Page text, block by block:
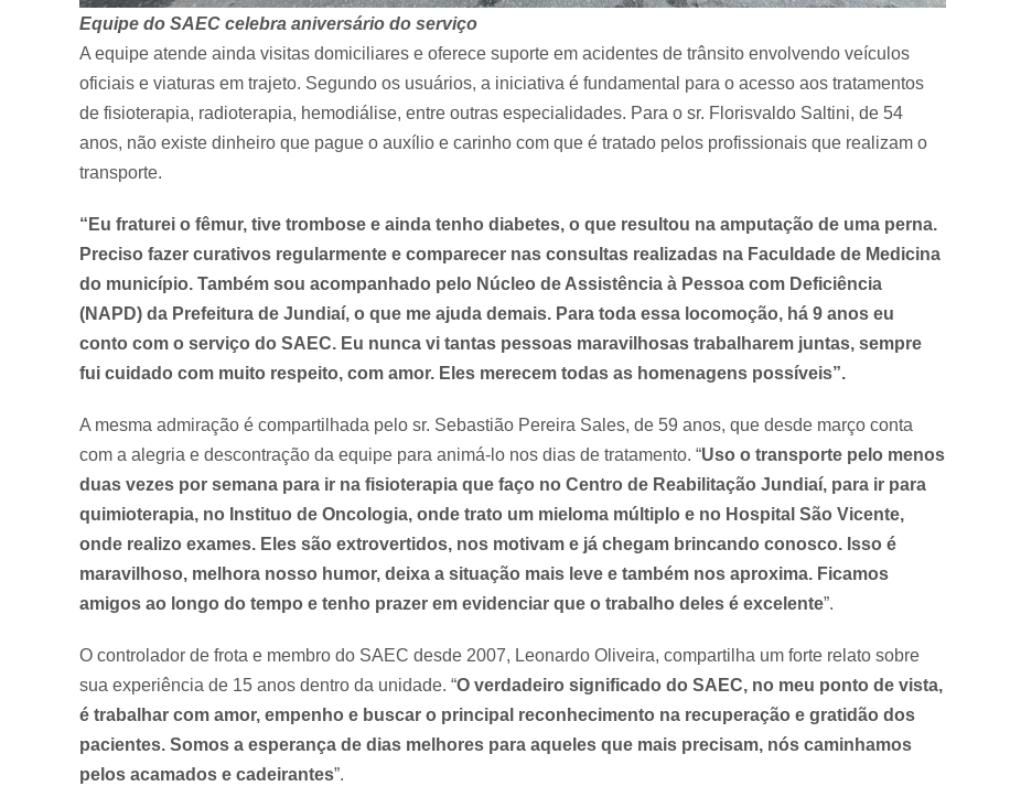
Equipe do SAEC celebra aniversário do serviço
A equipe atende ainda visitas domiciliares e oferece suporte em acidentes de trânsito envolvendo veículos
oficiais e viaturas em trajeto. Segundo os usuários, a iniciativa é fundamental para o acesso aos tratamentos
de fisioterapia, radioterapia, hemodiálise, entre outras especialidades. Para o sr. Florisvaldo Saltini, de 54
anos, não existe dinheiro que pague o auxílio e carinho com que é tratado pelos profissionais que realizam o
transporte.
“Eu fraturei o fêmur, tive trombose e ainda tenho diabetes, o que resultou na amputação de uma perna.
Preciso fazer curativos regularmente e comparecer nas consultas realizadas na Faculdade de Medicina
do município. Também sou acompanhado pelo Núcleo de Assistência à Pessoa com Deficiência
(NAPD) da Prefeitura de Jundiaí, o que me ajuda demais. Para toda essa locomoção, há 9 anos eu
conto com o serviço do SAEC. Eu nunca vi tantas pessoas maravilhosas trabalharem juntas, sempre
fui cuidado com muito respeito, com amor. Eles merecem todas as homenagens possíveis”.
A mesma admiração é compartilhada pelo sr. Sebastião Pereira Sales, de 59 anos, que desde março conta
com a alegria e descontração da equipe para animá-lo nos dias de tratamento. “Uso o transporte pelo menos
duas vezes por semana para ir na fisioterapia que faço no Centro de Reabilitação Jundiaí, para ir para
quimioterapia, no Instituo de Oncologia, onde trato um mieloma múltiplo e no Hospital São Vicente,
onde realizo exames. Eles são extrovertidos, nos motivam e já chegam brincando conosco. Isso é
maravilhoso, melhora nosso humor, deixa a situação mais leve e também nos aproxima. Ficamos
amigos ao longo do tempo e tenho prazer em evidenciar que o trabalho deles é excelente”.
O controlador de frota e membro do SAEC desde 2007, Leonardo Oliveira, compartilha um forte relato sobre
sua experiência de 15 anos dentro da unidade. “O verdadeiro significado do SAEC, no meu ponto de vista,
é trabalhar com amor, empenho e buscar o principal reconhecimento na recuperação e gratidão dos
pacientes. Somos a esperança de dias melhores para aqueles que mais precisam, nós caminhamos
pelos acamados e cadeirantes”.